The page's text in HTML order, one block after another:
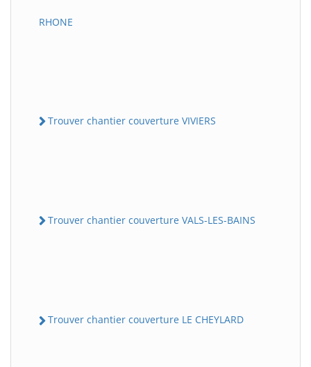
RHONE
Trouver chantier couverture VIVIERS
Trouver chantier couverture VALS-LES-BAINS
Trouver chantier couverture LE CHEYLARD